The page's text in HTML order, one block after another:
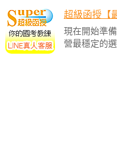
超級函授【
現在開始準
營最穩定的選